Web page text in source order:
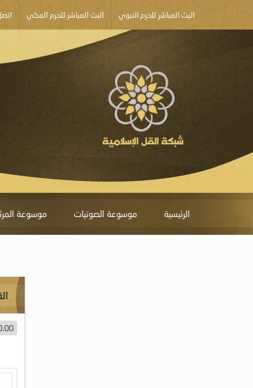
البث المباشر للحرم النبوي البث المباشر للحرم المكي
الرئيسية موسوعة الصوتيات موسوعة